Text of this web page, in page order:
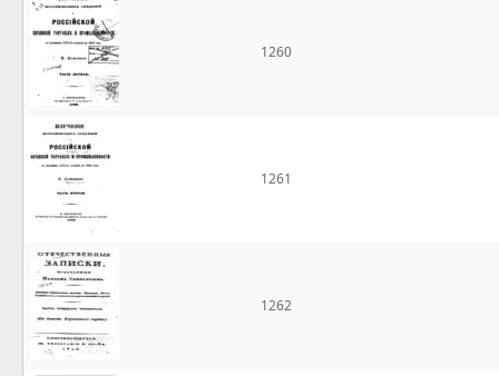
1260
1261
1262